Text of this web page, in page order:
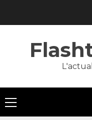
Primary
Menu